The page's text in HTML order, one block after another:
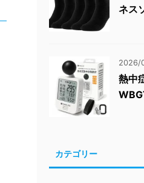
ネス
2026/
熱中
カテゴリー